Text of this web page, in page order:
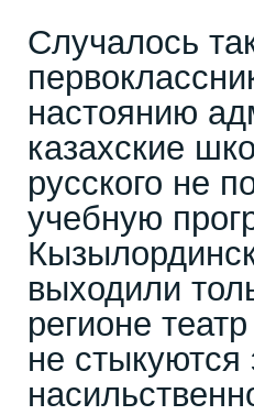
Случалось
настоянию
казахские
русского не
учебную
выходили
регионе
не